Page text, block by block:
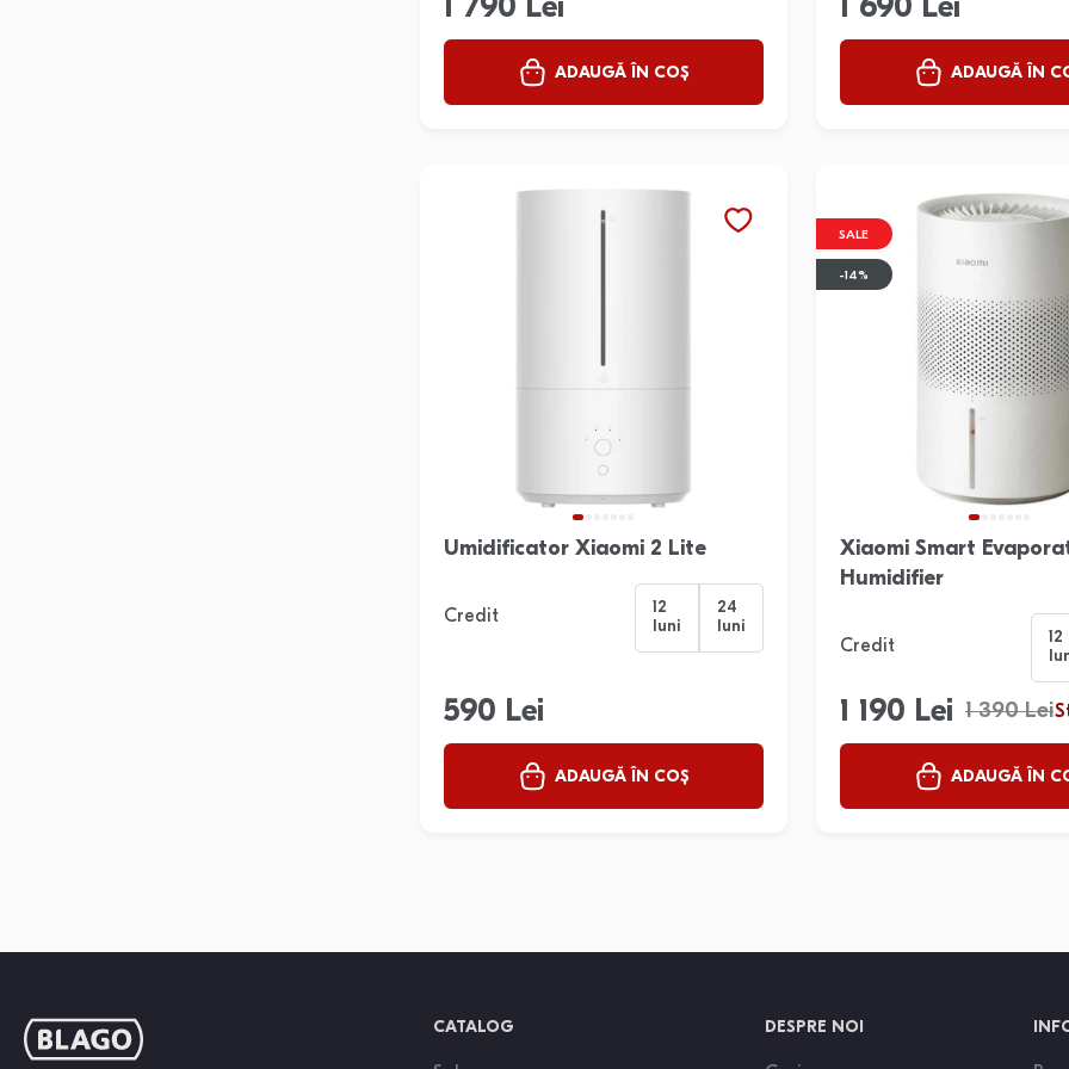
1 790 Lei
ADAUGĂ ÎN COȘ
1 690 Lei
ADAUGĂ ÎN
Umidificator Xiaomi 2 Lite
Credit
12
luni
24
luni
590 Lei
ADAUGĂ ÎN COȘ
SALE
-14%
Xiaomi Smart
Humidifier
Credit
12
1 190 Lei 1 390 Lei
ADAUGĂ ÎN
CATALOG DESPRE NOI